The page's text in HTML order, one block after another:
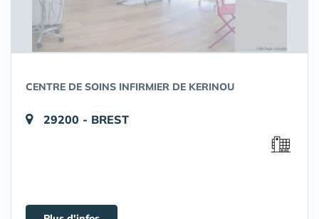
CENTRE DE SOINS INFIRMIER DE KERINOU
29200 - BREST